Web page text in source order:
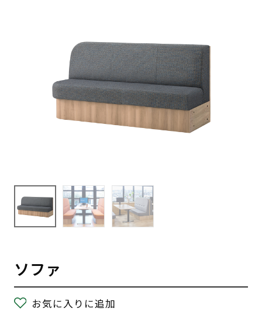
ソファ
お気に入りに追加